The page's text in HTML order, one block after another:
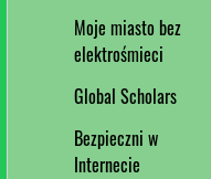
Moje miasto bez
elektrośmieci
Global Scholars
Bezpieczni w
Internecie